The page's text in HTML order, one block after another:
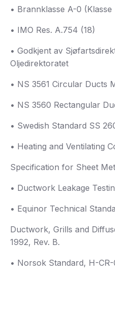
• Brannklasse A-0 (Klasse
• IMO Res. A.754 (18)
• Godkjent av
Oljedirektoratet
• NS 3561 Circular Ducts
• NS 3560 Rectangular
• Swedish Standard SS
• Heating and Ventilating
Specification for Sheet
• Ductwork Leakage
• Equinor Technical
Ductwork, Grills and
1992, Rev. B.
• Norsok Standard, H-